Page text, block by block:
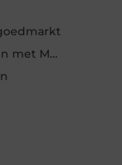
Stappen om een Woning te Kopen met Makelaar Hilversum